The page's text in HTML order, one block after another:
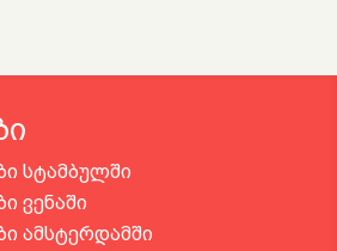
სტამბულში
ვენაში
ამსტერდამში